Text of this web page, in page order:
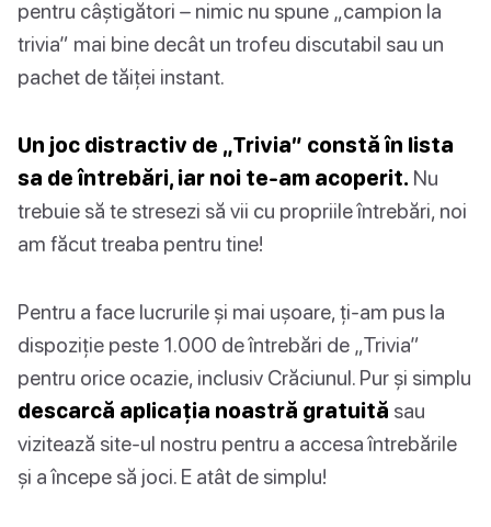
pentru câștigători – nimic nu spune „campion la
trivia” mai bine decât un trofeu discutabil sau un
pachet de tăiței instant.
Un joc distractiv de „Trivia” constă în lista
sa de întrebări, iar noi te-am acoperit. Nu
trebuie să te stresezi să vii cu propriile întrebări, noi
am făcut treaba pentru tine!
Pentru a face lucrurile și mai ușoare, ți-am pus la
dispoziție peste 1.000 de întrebări de „Trivia”
pentru orice ocazie, inclusiv Crăciunul. Pur și simplu
descarcă aplicația noastră gratuită sau
vizitează site-ul nostru pentru a accesa întrebările
și a începe să joci. E atât de simplu!